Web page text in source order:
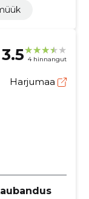
3.5 4 hinnangut
Harjumaa